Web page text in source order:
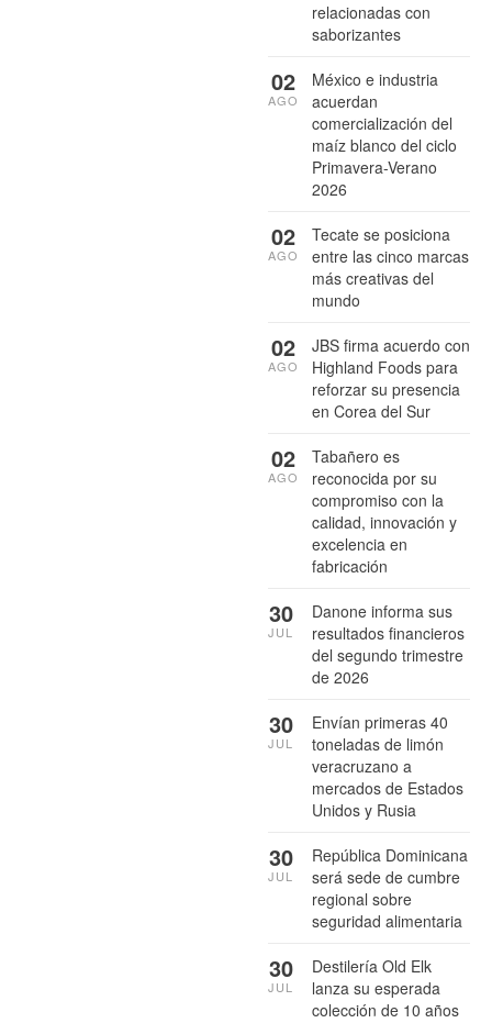
relacionadas con
saborizantes
México e industria
acuerdan
comercialización del
maíz blanco del ciclo
Primavera-Verano
2026
02
AGO
Tecate se posiciona
entre las cinco marcas
más creativas del
mundo
02
AGO
JBS firma acuerdo con
Highland Foods para
reforzar su presencia
en Corea del Sur
02
AGO
Tabañero es
reconocida por su
compromiso con la
calidad, innovación y
excelencia en
fabricación
02
AGO
Danone informa sus
resultados financieros
del segundo trimestre
de 2026
30
JUL
Envían primeras 40
toneladas de limón
veracruzano a
mercados de Estados
Unidos y Rusia
30
JUL
República Dominicana
será sede de cumbre
regional sobre
seguridad alimentaria
30
JUL
Destilería Old Elk
lanza su esperada
colección de 10 años
30
JUL